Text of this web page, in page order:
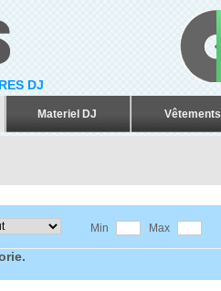
DJ
Materiel DJ Vêtements
Min Max